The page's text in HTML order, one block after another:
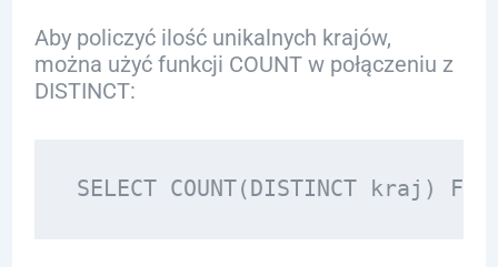
Aby policzyć ilość unikalnych krajów,
można użyć funkcji COUNT w połączeniu z
DISTINCT: